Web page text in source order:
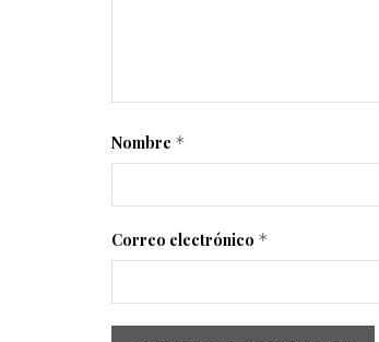
Nombre *
Correo electrónico *